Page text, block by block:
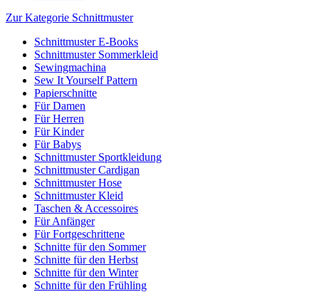
Zur Kategorie Schnittmuster
Schnittmuster E-Books
Schnittmuster Sommerkleid
Sewingmachina
Sew It Yourself Pattern
Papierschnitte
Für Damen
Für Herren
Für Kinder
Für Babys
Schnittmuster Sportkleidung
Schnittmuster Cardigan
Schnittmuster Hose
Schnittmuster Kleid
Taschen & Accessoires
Für Anfänger
Für Fortgeschrittene
Schnitte für den Sommer
Schnitte für den Herbst
Schnitte für den Winter
Schnitte für den Frühling